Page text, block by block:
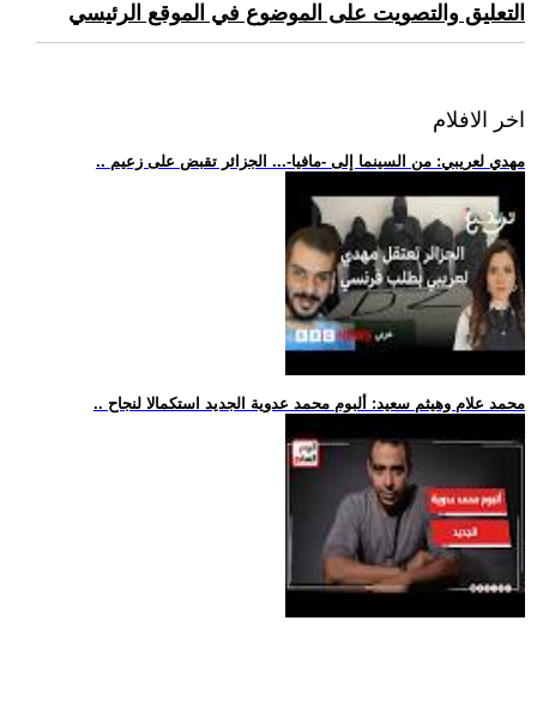
التعليق والتصويت على الموضوع في الموقع الرئيسي
اخر الافلام
.. مهدي لعريبي: من السينما إلى -مافيا-... الجزائر تقبض على زعيم
.. محمد علام وهيثم سعيد: ألبوم محمد عدوية الجديد استكمالا لنجاح